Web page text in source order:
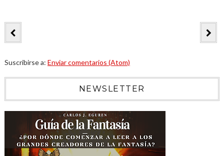
Suscribirse a: Enviar comentarios (Atom)
NEWSLETTER